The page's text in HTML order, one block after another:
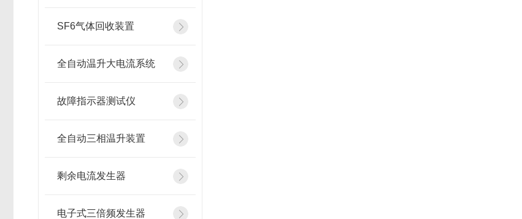
SF6气体回收装置
全自动温升大电流系统
故障指示器测试仪
全自动三相温升装置
剩余电流发生器
电子式三倍频发生器